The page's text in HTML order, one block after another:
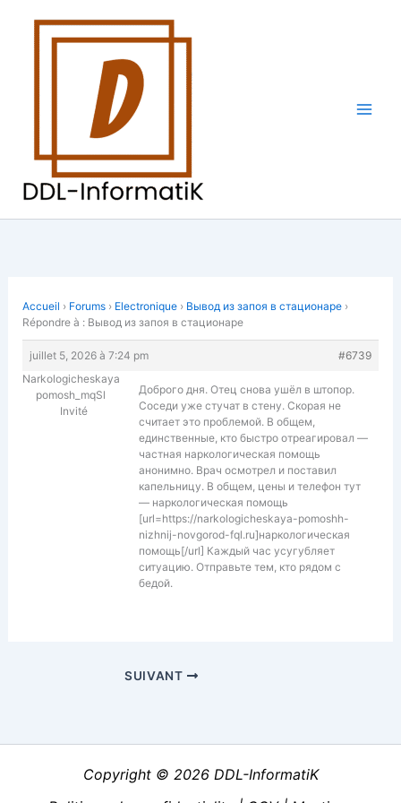
Accueil › Forums › Electronique › Вывод из запоя в стационаре ›
Répondre à : Вывод из запоя в стационаре
juillet 5, 2026 à 7:24 pm
#6739
Narkologicheskaya
pomosh_mqSl
Invité
Доброго дня. Отец снова ушёл в штопор.
Соседи уже стучат в стену. Скорая не
считает это проблемой. В общем,
единственные, кто быстро отреагировал —
частная наркологическая помощь
анонимно. Врач осмотрел и поставил
капельницу. В общем, цены и телефон тут
— наркологическая помощь
[url=https://narkologicheskaya-pomoshh-
nizhnij-novgorod-fql.ru]наркологическая
помощь[/url] Каждый час усугубляет
ситуацию. Отправьте тем, кто рядом с
бедой.
SUIVANT
Copyright © 2026 DDL-InformatiK